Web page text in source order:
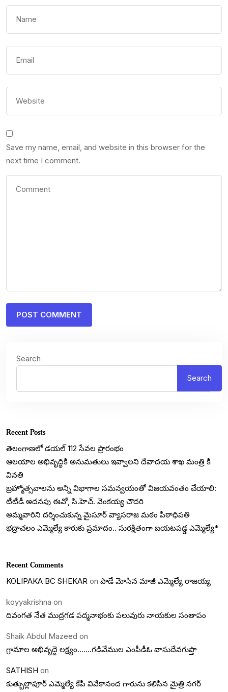
Save my name, email, and website in this browser for the
next time I comment.
Search
Search
Recent Posts
తెలంగాణలో డయల్‌ 112 సేవల ప్రారంభం
ఆలయాల అభివృద్ధికి అనుమతులు ఇవ్వాలని దేవాదయ శాఖ మంత్రి కీ
వినతి
బ్రహ్మోత్సవాలను అన్ని విభాగాల సమన్వయంతో విజయవంతం చేయాలి:
టీటీడీ అదనపు ఈవో, సి.హెచ్. వెంకయ్య చౌదరి
అమ్మవారిని దర్శించుకున్న మైసూర్ వ్యాసరాజ మఠం పీఠాధిపతి
భద్రాచలం ఎమ్మెల్యే కారుకు ప్రమాదం.. సురక్షితంగా బయటపడ్డ ఎమ్మెల్యే*
Recent Comments
KOLIPAKA BC SHEKAR on పాడే మోసిన మాజీ ఎమ్మెల్యే రాజయ్య
koyyakrishna on
దివంగత నేత ముద్రగడ పద్మనాభంకు పలువురు నాయకుల సంతాపం
Shaik Abdul Mazeed on
గ్రామాల అభివృద్దె లక్ష్యం…….గడివేముల ఎంపీడీఓ వాసుదేవగుప్తా
SATHISH on
కుత్బుల్లాపూర్ ఎమ్మెల్యే కేపీ వివేకానంద గారును కలిసిన మైత్రి నగర్